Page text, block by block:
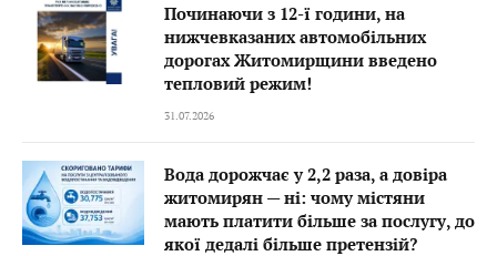
Починаючи з 12-ї години, на
нижчевказаних автомобільних
дорогах Житомирщини введено
тепловий режим!
31.07.2026
Вода дорожчає у 2,2 раза, а довіра
житомирян — ні: чому містяни
мають платити більше за послугу, до
якої дедалі більше претензій?